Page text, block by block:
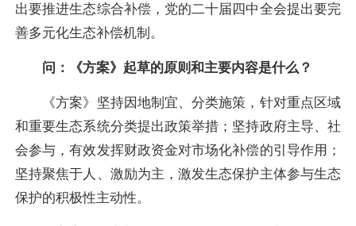
出要推进生态综合补偿，党的二十届四中全会提出要完
善多元化生态补偿机制。
问：《方案》起草的原则和主要内容是什么？
《方案》坚持因地制宜、分类施策，针对重点区域
和重要生态系统分类提出政策举措；坚持政府主导、社
会参与，有效发挥财政资金对市场化补偿的引导作用；
坚持聚焦于人、激励为主，激发生态保护主体参与生态
保护的积极性主动性。